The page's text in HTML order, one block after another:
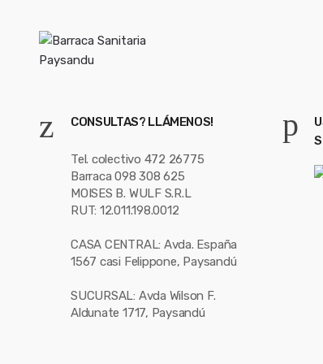
CONSULTAS? LLÁMENOS!
Tel. colectivo 472 26775
Barraca 098 308 625
MOISES B. WULF S.R.L
RUT: 12.011.198.0012
CASA CENTRAL: Avda. España
1567 casi Felippone, Paysandú
SUCURSAL: Avda Wilson F.
Aldunate 1717, Paysandú